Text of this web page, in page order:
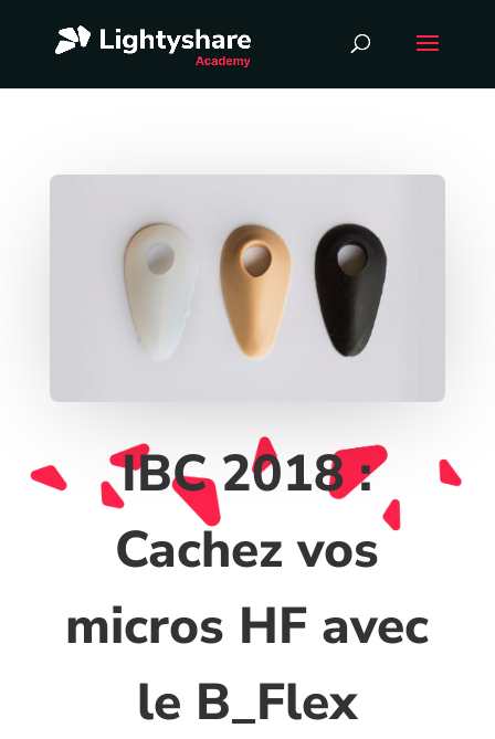
IBC 2018 :
Cachez vos
micros HF avec
le B_Flex